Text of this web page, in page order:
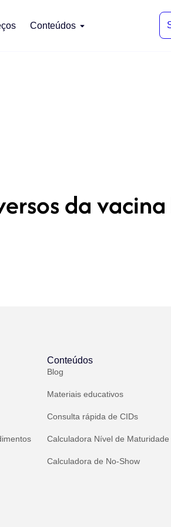
Conteúdos
da vacina
Conteúdos
Blog
Materiais educativos
Consulta rápida de CIDs
Calculadora Nível de Maturidade
Calculadora de No-Show